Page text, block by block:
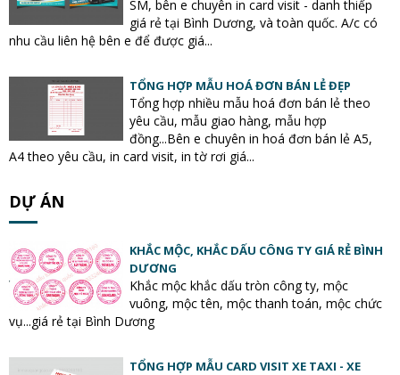
SM, bên e chuyên in card visit - danh thiếp
giá rẻ tại Bình Dương, và toàn quốc. A/c có
nhu cầu liên hệ bên e để được giá...
TỔNG HỢP MẪU HOÁ ĐƠN BÁN LẺ ĐẸP
Tổng hợp nhiều mẫu hoá đơn bán lẻ theo
yêu cầu, mẫu giao hàng, mẫu hợp
đồng...Bên e chuyên in hoá đơn bán lẻ A5,
A4 theo yêu cầu, in card visit, in tờ rơi giá...
DỰ ÁN
KHẮC MỘC, KHẮC DẤU CÔNG TY GIÁ RẺ BÌNH
DƯƠNG
Khắc mộc khắc dấu tròn công ty, mộc
vuông, mộc tên, mộc thanh toán, mộc chức
vụ...giá rẻ tại Bình Dương
TỔNG HỢP MẪU CARD VISIT XE TAXI - XE